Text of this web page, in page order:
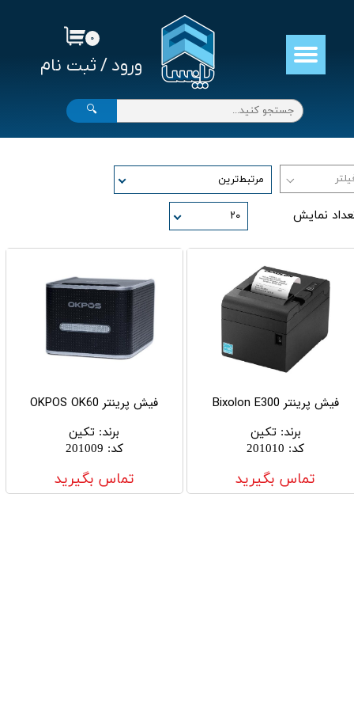
ورود / ثبت نام
حساب کاربری من
تغییر گذر واژه
سفارشات
خروج از حساب کاربری
۰
🔍
مرتبط‌ترین
نمایش ۲۰
فیش پرینتر Bixolon E300
برند: تکین
کد:
201010
تماس بگیرید
فیش پرینتر OKPOS OK60
برند: تکین
کد:
201009
تماس بگیرید